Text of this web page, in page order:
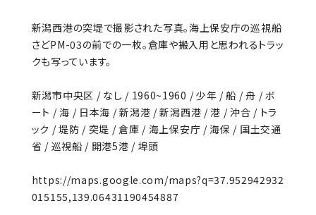
新潟西港の突堤で撮影された写真。海上保安庁の巡視船
さどPM-03の前での一枚。倉庫や搬入用と思われるトラッ
クも写っています。
新潟市中央区 / なし / 1960~1960 / 少年 / 船 / 舟 / ボ
ート / 海 / 日本海 / 新潟港 / 新潟西港 / 港 / 沖合 / トラ
ック / 堤防 / 突堤 / 倉庫 / 海上保安庁 / 海保 / 国土交通
省 / 巡視船 / 開港5港 / 埠頭
https://maps.google.com/maps?q=37.952942932
015155,139.06431190454887